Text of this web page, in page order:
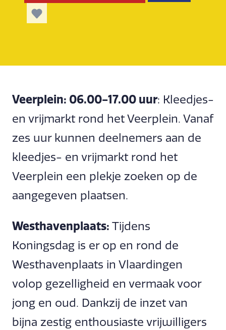
Veerplein: 06.00-17.00 uur: Kleedjes-
en vrijmarkt rond het Veerplein. Vanaf
zes uur kunnen deelnemers aan de
kleedjes- en vrijmarkt rond het
Veerplein een plekje zoeken op de
aangegeven plaatsen.
Westhavenplaats: Tijdens
Koningsdag is er op en rond de
Westhavenplaats in Vlaardingen
volop gezelligheid en vermaak voor
jong en oud. Dankzij de inzet van
bijna zestig enthousiaste vrijwilligers